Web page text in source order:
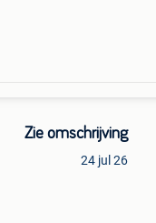
Zie omschrijving
24 jul 26